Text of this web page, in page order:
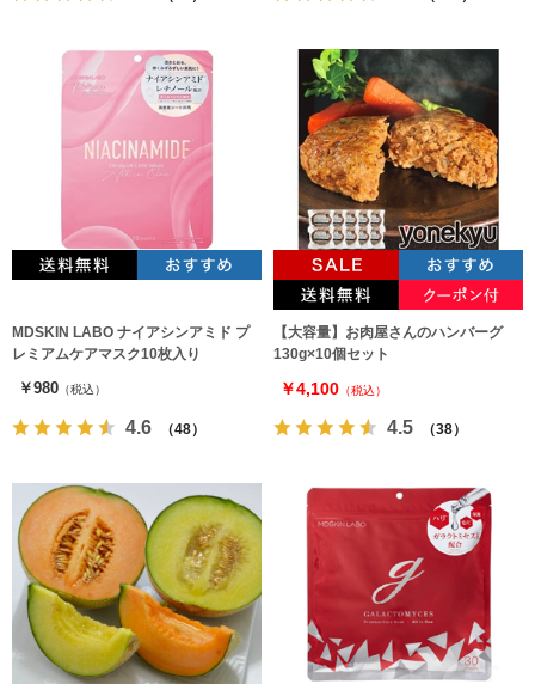
MDSKIN LABO ナイアシンアミド プ
レミアムケアマスク10枚入り
￥980 （税込）
4.6 （48）
【大容量】お肉屋さんのハンバーグ
130g×10個セット
￥4,100 （税込）
4.5 （38）